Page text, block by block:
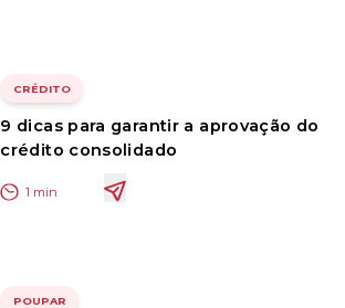
CRÉDITO
9 dicas para garantir a aprovação do
crédito consolidado
1 min
POUPAR